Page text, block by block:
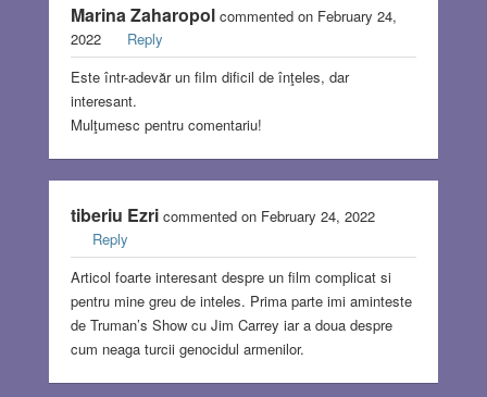
Marina Zaharopolcommented on February 24,
2022
Reply
Este într-adevăr un film dificil de înţeles, dar
interesant.
Mulţumesc pentru comentariu!
tiberiu Ezricommented on February 24, 2022
Reply
Articol foarte interesant despre un film complicat si
pentru mine greu de inteles. Prima parte imi aminteste
de Truman’s Show cu Jim Carrey iar a doua despre
cum neaga turcii genocidul armenilor.